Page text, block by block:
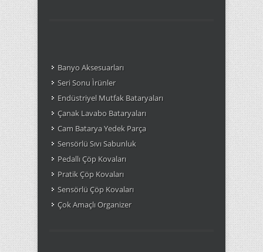
Banyo Aksesuarları
Seri Sonu Ìrünler
Endüstriyel Mutfak Bataryaları
Çanak Lavabo Bataryaları
Cam Batarya Yedek Parça
Sensörlü Sıvı Sabunluk
Pedallı Çöp Kovaları
Pratik Çöp Kovaları
Sensörlü Çöp Kovaları
Çok Amaçlı Organizer